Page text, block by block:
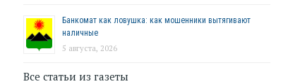
Банкомат как ловушка: как мошенники вытягивают
наличные
5 августа, 2026
Все статьи из газеты